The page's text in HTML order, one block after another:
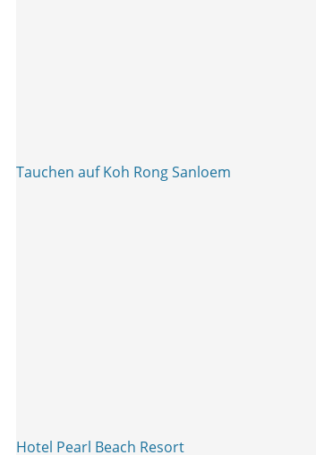
Tauchen auf Koh Rong Sanloem
Hotel Pearl Beach Resort